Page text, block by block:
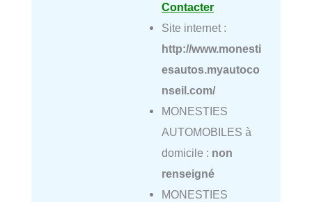
Contacter
Site internet :
http://www.monesti
esautos.myautoco
nseil.com/
MONESTIES
AUTOMOBILES à
domicile : non
renseigné
MONESTIES